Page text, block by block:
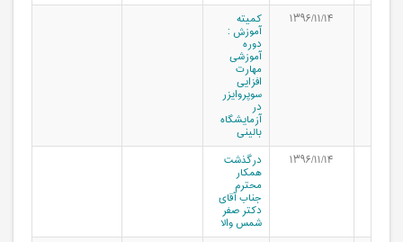
۱۳۹۶/۱۱/۱۴
کمیته
آموزش :
دوره
آموزشی
مهارت
افزایی
سوپروایزر
در
آزمایشگاه
بالینی
۱۳۹۶/۱۱/۱۴
درگذشت
همکار
محترم
جناب آقای
دکتر صفر
شمس والا